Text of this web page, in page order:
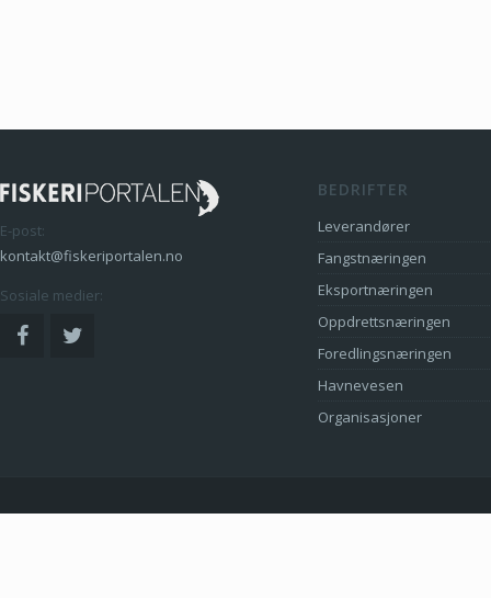
E-post:
kontakt@fiskeriportalen.no
Sosiale medier:
BEDRIFTER
Leverandører
Fangstnæringen
Eksportnæringen
Oppdrettsnæringen
Foredlingsnæringen
Havnevesen
Organisasjoner